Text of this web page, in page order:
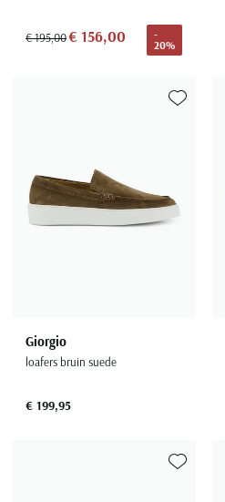
€ 195,00€ 156,00
-
20%
Giorgio
loafers bruin suede
€ 199,95